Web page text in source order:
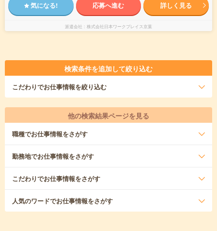
気になる! 応募へ進む 詳しく見る
派遣会社 株式会社日本ワークプレイス京葉
検索条件を追加して絞り込む
こだわりでお仕事情報を絞り込む
他の検索結果ページを見る
職種でお仕事情報をさがす
勤務地でお仕事情報をさがす
こだわりでお仕事情報をさがす
人気のワードでお仕事情報をさがす